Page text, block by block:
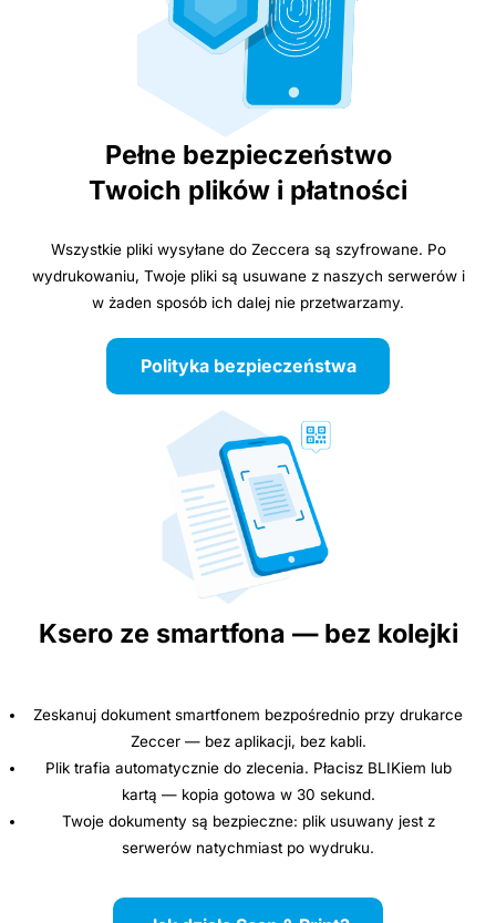
Pełne bezpieczeństwo
Twoich plików i płatności
Wszystkie pliki wysyłane do Zeccera są szyfrowane. Po
wydrukowaniu, Twoje pliki są usuwane z naszych serwerów i
w żaden sposób ich dalej nie przetwarzamy.
Polityka bezpieczeństwa
Ksero ze smartfona — bez kolejki
Zeskanuj dokument smartfonem bezpośrednio przy drukarce
Zeccer — bez aplikacji, bez kabli.
Plik trafia automatycznie do zlecenia. Płacisz BLIKiem lub
kartą — kopia gotowa w 30 sekund.
Twoje dokumenty są bezpieczne: plik usuwany jest z
serwerów natychmiast po wydruku.